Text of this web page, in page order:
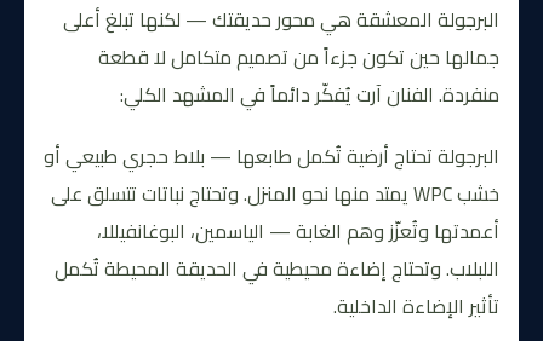
البرجولة المعشقة هي محور حديقتك — لكنها تبلغ أعلى
جمالها حين تكون جزءاً من تصميم متكامل لا قطعة
منفردة. الفنان آرت يُفكّر دائماً في المشهد الكلي:
البرجولة تحتاج أرضية تُكمل طابعها — بلاط حجري طبيعي أو
خشب WPC يمتد منها نحو المنزل. وتحتاج نباتات تتسلق على
أعمدتها وتُعزّز وهم الغابة — الياسمين، البوغانفيللا،
اللبلاب. وتحتاج إضاءة محيطية في الحديقة المحيطة تُكمل
تأثير الإضاءة الداخلية.